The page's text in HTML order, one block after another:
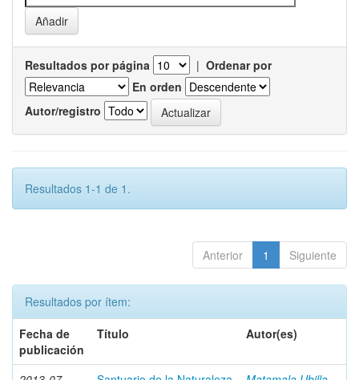
Resultados por página | Ordenar por
En orden
Autor/registro
Resultados 1-1 de 1.
Anterior 1 Siguiente
Resultados por ítem:
Fecha de
publicación
Título Autor(es)